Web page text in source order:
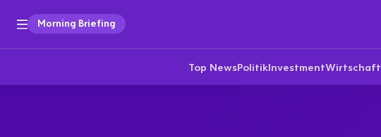
Morning Briefing
Top NewsPolitikInvestmentWirtschaft